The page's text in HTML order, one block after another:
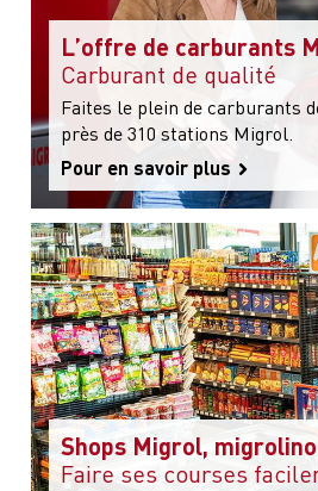
L’offre de carburants
Carburant de qualité
Faites le plein de carburants
près de 310 stations Migrol.
Pour en savoir plus
Shops Migrol,
Faire ses courses